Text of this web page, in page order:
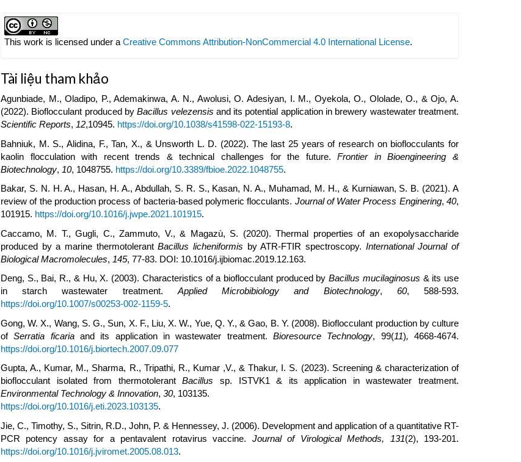
Article
Details
This work is licensed under a Creative Commons Attribution-NonCommercial 4.0 International License.
Tài liệu tham khảo
Agunbiade, M., Oladipo, P., Ademakinwa, A. N., Awolusi, O. Adesiyan, I. M., Oyekola, O., Ololade, O., & Ojo, A.
(2022). Bioflocculant produced byBacillus velezensis and its potential application in brewery wastewater treatment.
Scientific Reports, 12,10945. https://doi.org/10.1038/s41598-022-15193-8.
Bahniuk, M. S., Alidina, F., Tan, X., & Unsworth L. D. (2022). The last 25 years of research on bioflocculants for
kaolin flocculation with recent trends & technical challenges for the future.Frontier in Bioengineering &
Biotechnology, 10, 1048755. https://doi.org/10.3389/fbioe.2022.1048755.
Bakar, S. N. H. A., Hasan, H. A., Abdullah, S. R. S., Kasan, N. A., Muhamad, M. H., & Kurniawan, S. B. (2021). A
review of the production process of bacteria-based polymeric flocculants. Journal of Water Process Enginering,40,
101915. https://doi.org/10.1016/j.jwpe.2021.101915.
Caccamo, M. T., Gugli, C., Zammuto, V., & Magazù, S. (2020). Thermal properties of an exopolysaccharide
produced by a marine thermotolerantBacillus licheniformis by ATR-FTIR spectroscopy. International Journal of
Biological Macromolecules, 145, 77-83. DOI: 10.1016/j.ijbiomac.2019.12.163.
Deng, S., Bai, R., & Hu, X. (2003). Characteristics of a bioflocculant produced byBacillus mucilaginosus & its use
in starch wastewater treatment. Applied Microbibiology and Biotechnology, 60, 588-593.
https://doi.org/10.1007/s00253-002-1159-5.
Gong, W. X., Wang, S. G., Sun, X. F., Liu, X. W., Yue, Q. Y., & Gao, B. Y. (2008). Bioflocculant production by culture
ofSerratia ficariaand its application in wastewater treatment.Bioresource Technology, 99(11), 4668-4674.
https://doi.org/10.1016/j.biortech.2007.09.077
Gupta, A., Kumar, M., Sharma, R., Tripathi, R., Kumar ,V., & Thakur, I. S. (2023). Screening & characterization of
bioflocculant isolated from thermotolerantBacillus sp. ISTVK1 & its application in wastewater treatment.
Environmental Technology & Innovation, 30, 103135.
https://doi.org/10.1016/j.eti.2023.103135.
Jie, C., Timothy, S., Sitrin, R.D., John, P. & Hennessey, J. (2006). Development and application of a quantitative RT-
PCR potency assay for a pentavalent rotavirus vaccine. Journal of Virological Methods, 131(2), 193-201.
https://doi.org/10.1016/j.jviromet.2005.08.013.